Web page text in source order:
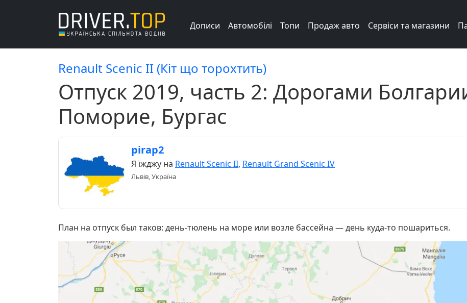
Дописи Автомобілі Топи Продаж авто Сервіси та магазини
Renault Scenic II (Кіт що торохтить)
Отпуск 2019, часть 2: Дорогами
Поморие, Бургас
pirap2
Я їжджу на Renault Scenic II, Renault Grand Scenic IV
Львів, Україна
План на отпуск был таков: день-тюлень на море или возле бассейна — день куда-то пошариться.